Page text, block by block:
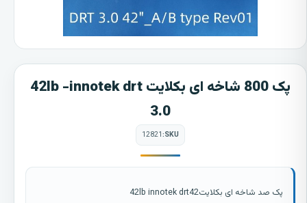
پک 800 شاخه ای بکلایت 42lb -innotek drt
3.0
SKU:
12821
پک صد شاخه ای بکلایت42lb innotek drt42